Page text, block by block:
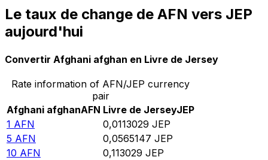
Le taux de change de AFN vers JEP
aujourd'hui
Convertir Afghani afghan en Livre de Jersey
Rate information of AFN/JEP currency
pair
Afghani afghanAFN Livre de JerseyJEP
1 AFN 0,0113029 JEP
5 AFN 0,0565147 JEP
10 AFN 0,113029 JEP